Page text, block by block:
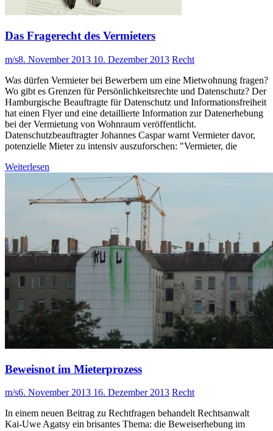
Das Fragerecht des Vermieters
m/s8. November 2013 10. Dezember 2013 Recht
Was dürfen Vermieter bei Bewerbern um eine Mietwohnung fragen?
Wo gibt es Grenzen für Persönlichkeitsrechte und Datenschutz? Der
Hamburgische Beauftragte für Datenschutz und Informationsfreiheit
hat einen Flyer und eine detaillierte Information zur Datenerhebung
bei der Vermietung von Wohnraum veröffentlicht.
Datenschutzbeauftragter Johannes Caspar warnt Vermieter davor,
potenzielle Mieter zu intensiv auszuforschen: "Vermieter, die
Weiterlesen
Beweisnot im Mieterprozess
m/s6. November 2013 16. Dezember 2013 Recht
In einem neuen Beitrag zu Rechtfragen behandelt Rechtsanwalt
Kai-Uwe Agatsy ein brisantes Thema: die Beweiserhebung im